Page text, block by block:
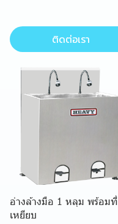
ติดต่อเรา
อ่างล้างมือ 1 หลุม พร้อมที่
เหยียบ